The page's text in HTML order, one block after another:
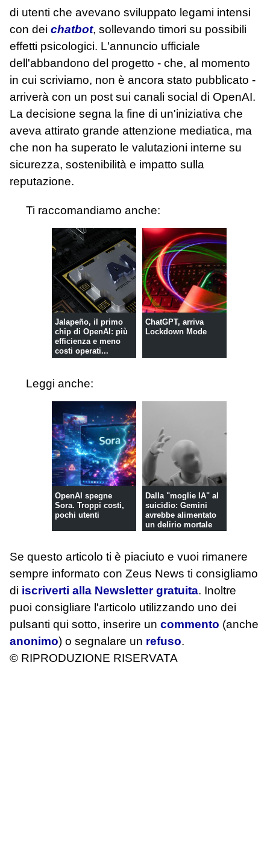
di utenti che avevano sviluppato legami intensi
con dei chatbot, sollevando timori su possibili
effetti psicologici. L'annuncio ufficiale
dell'abbandono del progetto - che, al momento
in cui scriviamo, non è ancora stato pubblicato -
arriverà con un post sui canali social di OpenAI.
La decisione segna la fine di un'iniziativa che
aveva attirato grande attenzione mediatica, ma
che non ha superato le valutazioni interne su
sicurezza, sostenibilità e impatto sulla
reputazione.
Ti raccomandiamo anche:
Jalapeño, il primo
chip di OpenAI: più
efficienza e meno
costi operati...
ChatGPT, arriva
Lockdown Mode
Leggi anche:
OpenAI spegne
Sora. Troppi costi,
pochi utenti
Dalla "moglie IA" al
suicidio: Gemini
avrebbe alimentato
un delirio mortale
Se questo articolo ti è piaciuto e vuoi rimanere
sempre informato con Zeus News ti consigliamo
di iscriverti alla Newsletter gratuita. Inoltre
puoi consigliare l'articolo utilizzando uno dei
pulsanti qui sotto, inserire un commento (anche
anonimo) o segnalare un refuso.
© RIPRODUZIONE RISERVATA